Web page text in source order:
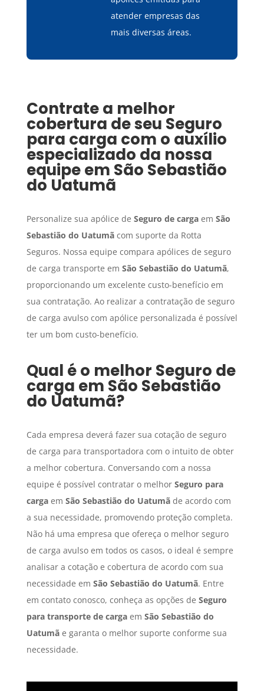
atender empresas das
mais diversas áreas.
Contrate a melhor
cobertura de seu Seguro
para carga com o auxílio
especializado da nossa
equipe em São Sebastião
do Uatumã
Personalize sua apólice de Seguro de cargaem São
Sebastião do Uatumãcom suporte da Rotta
Seguros. Nossa equipe compara apólices de seguro
de carga transporte em São Sebastião do Uatumã,
proporcionando um excelente custo-benefício em
sua contratação. Ao realizar a contratação de seguro
de carga avulso com apólice personalizada é possível
ter um bom custo-benefício.
Qual é o melhor Seguro de
carga em São Sebastião
do Uatumã?
Cada empresa deverá fazer sua cotação de seguro
de carga para transportadora com o intuito de obter
a melhor cobertura. Conversando com a nossa
equipe é possível contratar o melhor Seguro para
cargaem São Sebastião do Uatumãde acordo com
a sua necessidade, promovendo proteção completa.
Não há uma empresa que ofereça o melhor seguro
de carga avulso em todos os casos, o ideal é sempre
analisar a cotação e cobertura de acordo com sua
necessidade em São Sebastião do Uatumã. Entre
em contato conosco, conheça as opções de Seguro
para transporte de cargaem São Sebastião do
Uatumãe garanta o melhor suporte conforme sua
necessidade.